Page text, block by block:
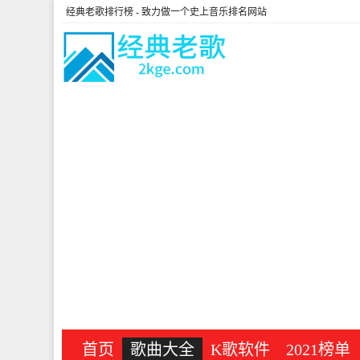
经典老歌排行榜 - 致力做一个史上音乐排名网站
首页 歌曲大全 K歌软件 2021榜单